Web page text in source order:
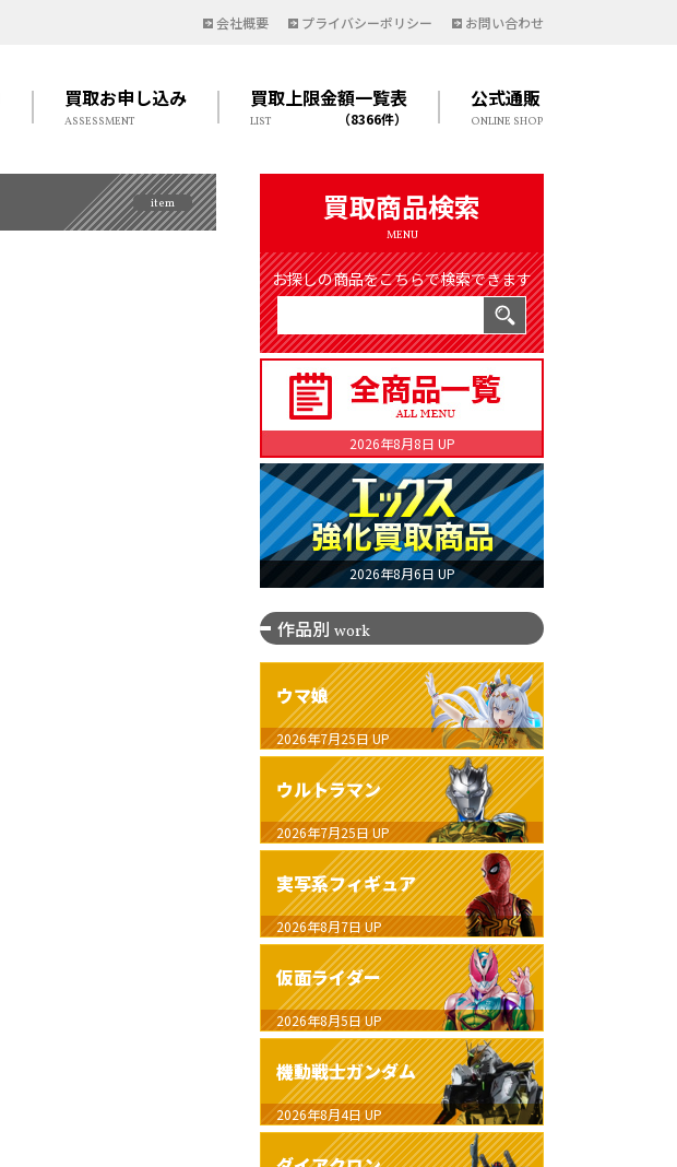
会社概要 プライバシーポリシー お問い合わせ
買取お申し込み
ASSESSMENT
買取上限金額一覧表
（8366件）
LIST
公式通販
ONLINE SHOP
item 買取商品検索
MENU
お探しの商品をこちらで検索できます
2026年8月8日 UP
2026年8月6日 UP
作品別 work
ウマ娘
2026年7月25日 UP
ウルトラマン
2026年7月25日 UP
実写系フィギュア
2026年8月7日 UP
仮面ライダー
2026年8月5日 UP
機動戦士ガンダム
2026年8月4日 UP